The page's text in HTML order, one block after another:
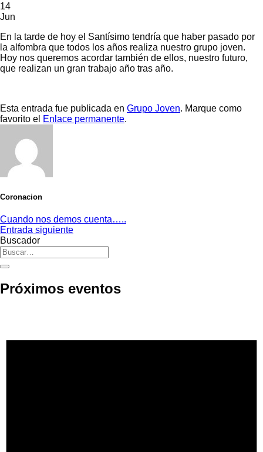
14
Jun
En la tarde de hoy el Santísimo tendría que haber pasado por
la alfombra que todos los años realiza nuestro grupo joven.
Hoy nos queremos acordar también de ellos, nuestro futuro,
que realizan un gran trabajo año tras año.
Esta entrada fue publicada en Grupo Joven. Marque como
favorito el Enlace permanente.
Coronacion
Cuando nos demos cuenta…..
Entrada siguiente
Buscador
Próximos eventos